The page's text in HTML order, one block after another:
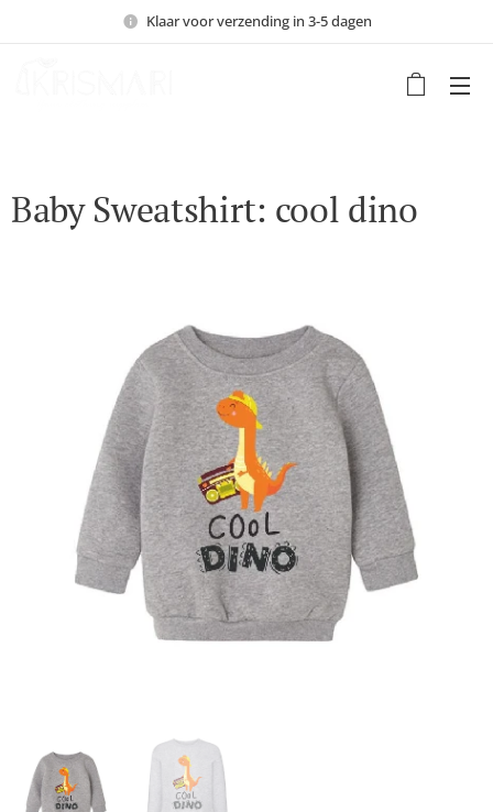
Klaar voor verzending in 3-5 dagen
Baby Sweatshirt: cool dino